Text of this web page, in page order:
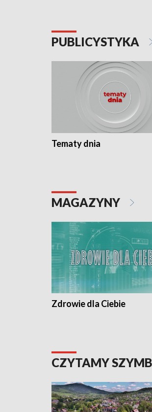
PUBLICYSTYKA
Tematy dnia
MAGAZYNY
Zdrowie dla Ciebie
CZYTAMY